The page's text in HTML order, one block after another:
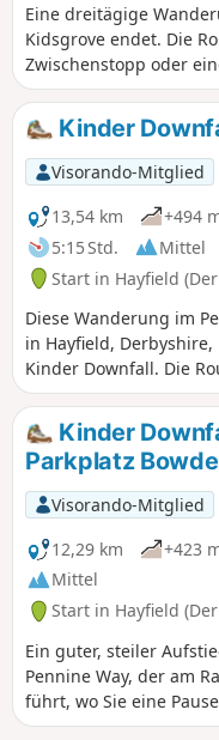
Eine dreitägige
Kidsgrove endet. Die
Zwischenstopp oder
Congleton möglich ist.
beginnend am
Bahnhöfe Macclesfield
Bahnhof Kidsgrove.
Kinder
Visorando-Mitglied
13,54 km
+494
5:15 Std.
Mittel
Start in Hayfield
Diese Wanderung im
in Hayfield,
Kinder Downfall. Die
Stelle, an der der „Mass
begann, und führt über
Clough auf das
erfolgt über Kinder Low
zurück zum
Kinder
Parkplatz
Visorando-Mitglied
12,29 km
+423
Mittel
Start in Hayfield
Ein guter, steiler
Pennine Way, der am
führt, wo Sie eine
Aussicht genießen